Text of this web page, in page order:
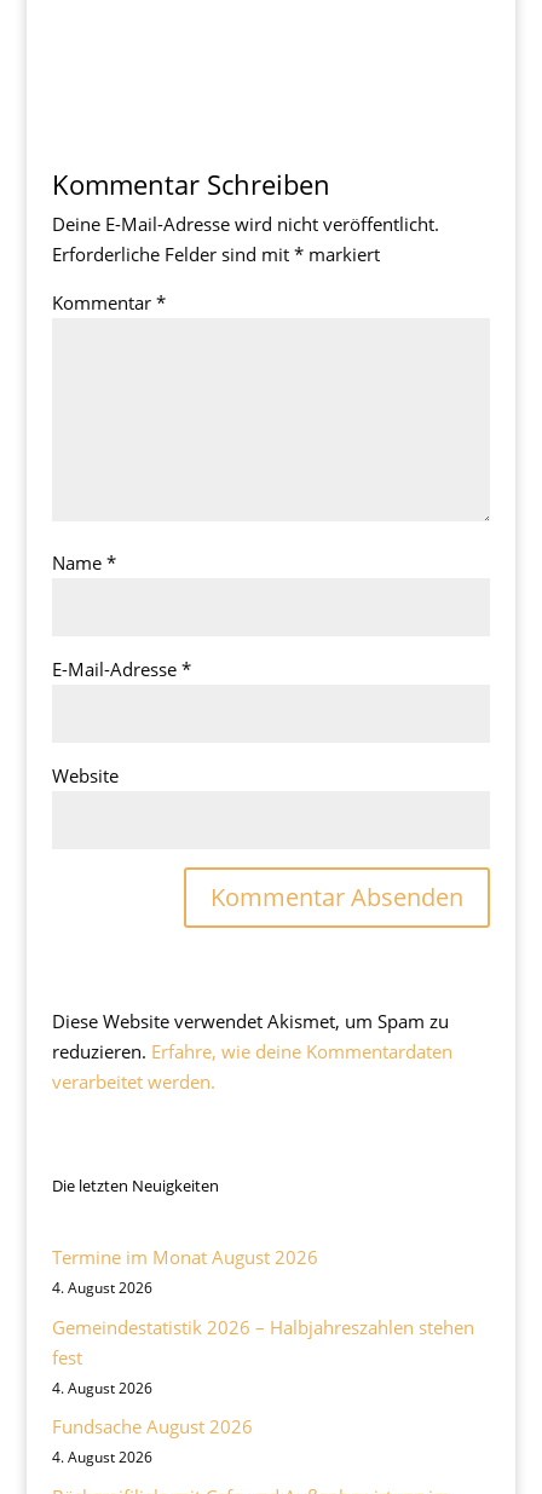
Kommentar Schreiben
Deine E-Mail-Adresse wird nicht veröffentlicht.
Erforderliche Felder sind mit *markiert
Kommentar *
Name *
E-Mail-Adresse *
Website
Diese Website verwendet Akismet, um Spam zu
reduzieren. Erfahre, wie deine Kommentardaten
verarbeitet werden.
Die letzten Neuigkeiten
Termine im Monat August 2026
4. August 2026
Gemeindestatistik 2026 – Halbjahreszahlen stehen
fest
4. August 2026
Fundsache August 2026
4. August 2026